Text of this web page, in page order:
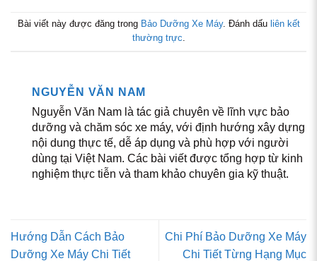
Bài viết này được đăng trong Bảo Dưỡng Xe Máy. Đánh dấu liên kết
thường trực.
NGUYỄN VĂN NAM
Nguyễn Văn Nam là tác giả chuyên về lĩnh vực bảo
dưỡng và chăm sóc xe máy, với định hướng xây dựng
nội dung thực tế, dễ áp dụng và phù hợp với người
dùng tại Việt Nam. Các bài viết được tổng hợp từ kinh
nghiệm thực tiễn và tham khảo chuyên gia kỹ thuật.
Hướng Dẫn Cách Bảo
Dưỡng Xe Máy Chi Tiết
Chi Phí Bảo Dưỡng Xe Máy
Chi Tiết Từng Hạng Mục